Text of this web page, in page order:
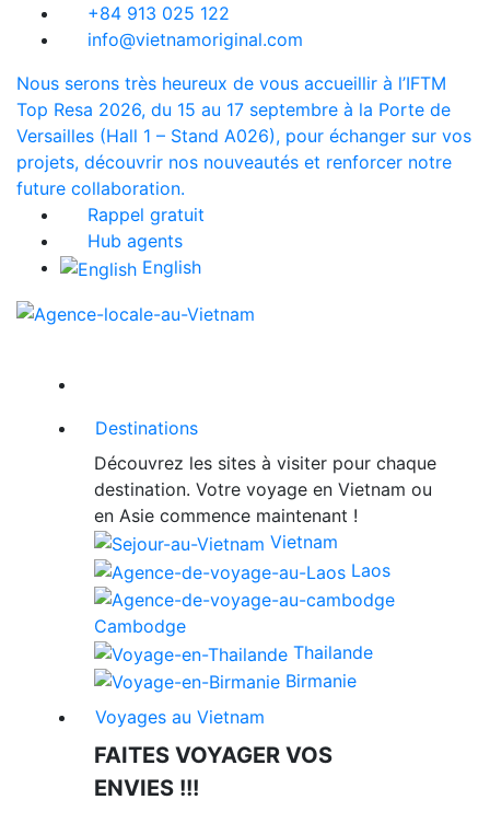
+84 913 025 122
info@vietnamoriginal.com
Nous serons très heureux de vous accueillir à l’IFTM
Top Resa 2026, du 15 au 17 septembre à la Porte de
Versailles (Hall 1 – Stand A026), pour échanger sur vos
projets, découvrir nos nouveautés et renforcer notre
future collaboration.
Rappel gratuit
Hub agents
English
Destinations
Découvrez les sites à visiter pour chaque
destination. Votre voyage en Vietnam ou
en Asie commence maintenant !
Vietnam
Laos
Cambodge
Thailande
Birmanie
Voyages au Vietnam
FAITES VOYAGER VOS
ENVIES !!!